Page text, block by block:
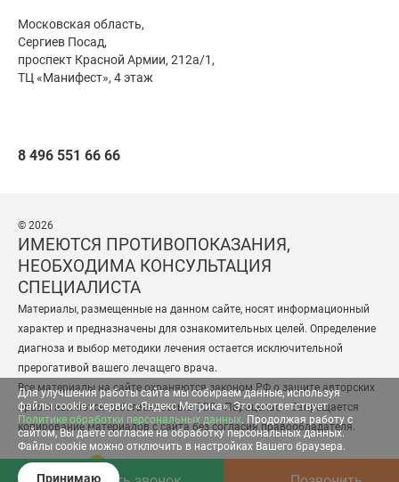
Для улучшения работы сайта мы собираем данные, используя
файлы cookie и сервис «Яндекс Метрика». Это соответствует
Политике обработки персональных данных. Продолжая работу с
сайтом, Вы даёте согласие на обработку персональных данных.
Файлы cookie можно отключить в настройках Вашего браузера.
Принимаю
Московская область,
Сергиев Посад,
проспект Красной Армии, 212а/1,
ТЦ «Манифест», 4 этаж
8 496 551 66 66
© 2026
ИМЕЮТСЯ ПРОТИВОПОКАЗАНИЯ,
НЕОБХОДИМА КОНСУЛЬТАЦИЯ
СПЕЦИАЛИСТА
Материалы, размещенные на данном сайте, носят информационный
характер и предназначены для ознакомительных целей. Определение
диагноза и выбор методики лечения остается исключительной
прерогативой вашего лечащего врача.
Все материалы на сайте охраняются законом РФ о защите авторских
прав и являются собственностью ООО «Парацельс». Запрещается
копирование материалов с сайта без согласия правообладателя.